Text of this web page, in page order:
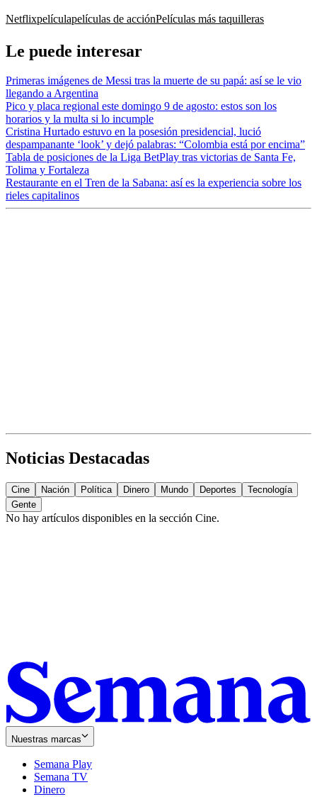
Netflixpelículapelículas de acciónPelículas más taquilleras
Le puede interesar
Primeras imágenes de Messi tras la muerte de su papá: así se le vio
llegando a Argentina
Pico y placa regional este domingo 9 de agosto: estos son los
horarios y la multa si lo incumple
Cristina Hurtado estuvo en la posesión presidencial, lució
despampanante ‘look’ y dejó palabras: “Colombia está por encima”
Tabla de posiciones de la Liga BetPlay tras victorias de Santa Fe,
Tolima y Fortaleza
Restaurante en el Tren de la Sabana: así es la experiencia sobre los
rieles capitalinos
Noticias Destacadas
Cine Nación Política Dinero Mundo Deportes
Tecnología
Gente
No hay artículos disponibles en la sección Cine.
Nuestras marcas
Semana Play
Semana TV
Dinero